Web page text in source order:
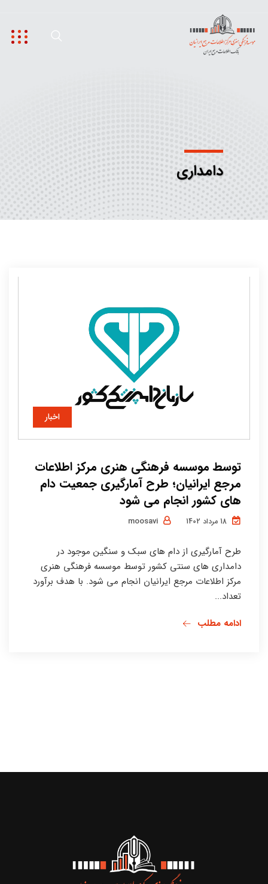
دامداری
اخبار
توسط موسسه فرهنگی هنری مرکز اطلاعات
مرجع ایرانیان؛ طرح آمارگیری جمعیت دام
های کشور انجام می شود
طرح آمارگیری از دام های سبک و سنگین موجود در
دامداری های سنتی کشور توسط موسسه فرهنگی هنری
مرکز اطلاعات مرجع ایرانیان انجام می شود. با هدف برآورد
تعداد...
ادامه مطلب